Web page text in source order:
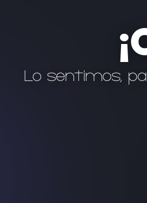
Lo sentimos,